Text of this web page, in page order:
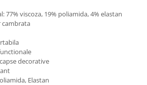
77% viscoza, 19% poliamida, 4% elastan
cambrata
decorative
Elastan